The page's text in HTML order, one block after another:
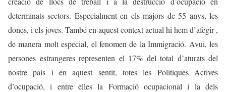
determinats sectors. Especialment en els majors de 55 anys, les
dones, i els joves. També en aquest context actual hi hem d’afegir ,
de manera molt especial, el fenomen de la Immigració. Avui, les
persones estrangeres representen el 17% del total d’aturats del
nostre país i en aquest sentit, totes les Politiques Actives
d’ocupació, i entre elles la Formació ocupacional i la dels